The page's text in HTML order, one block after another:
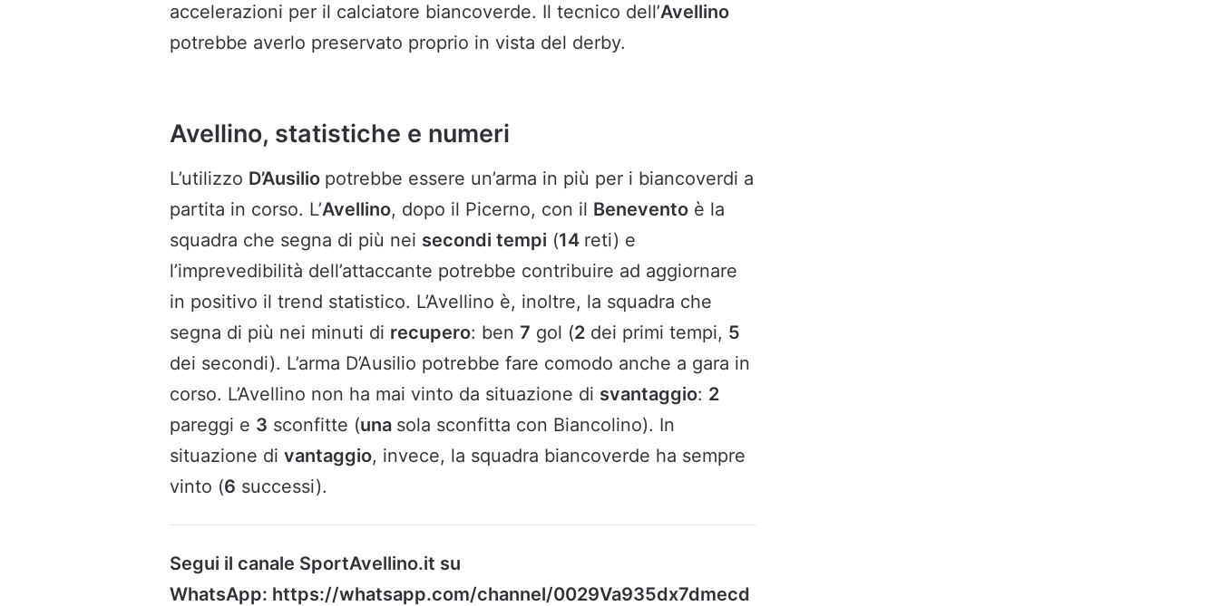
accelerazioni per il calciatore biancoverde. Il tecnico dell’Avellino
potrebbe averlo preservato proprio in vista del derby.
Avellino, statistiche e numeri
L’utilizzo D’Ausilio potrebbe essere un’arma in più per i biancoverdi a
partita in corso. L’Avellino, dopo il Picerno, con il Benevento è la
squadra che segna di più nei secondi tempi (14 reti) e
l’imprevedibilità dell’attaccante potrebbe contribuire ad aggiornare
in positivo il trend statistico. L’Avellino è, inoltre, la squadra che
segna di più nei minuti di recupero: ben 7 gol (2 dei primi tempi, 5
dei secondi). L’arma D’Ausilio potrebbe fare comodo anche a gara in
corso. L’Avellino non ha mai vinto da situazione di svantaggio: 2
pareggi e 3 sconfitte (una sola sconfitta con Biancolino). In
situazione di vantaggio, invece, la squadra biancoverde ha sempre
vinto (6 successi).
Segui il canale SportAvellino.it su
WhatsApp: https://whatsapp.com/channel/0029Va935dx7dmecd